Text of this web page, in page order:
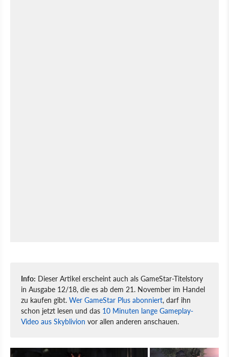
Info: Dieser Artikel erscheint auch als GameStar-Titelstory
in Ausgabe 12/18, die es ab dem 21. November im Handel
zu kaufen gibt. Wer GameStar Plus abonniert, darf ihn
schon jetzt lesen und das 10 Minuten lange Gameplay-
Video aus Skyblivion vor allen anderen anschauen.